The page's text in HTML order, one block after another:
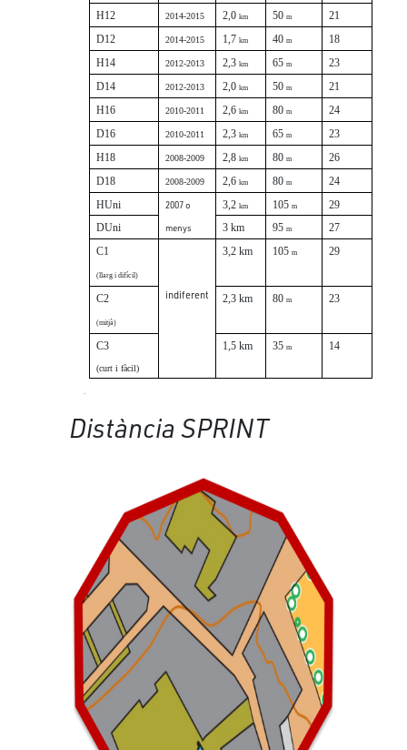
H12
2014-2015 2,0km 50m
21
D12
2014-2015 1,7km 40m
18
H14
2012-2013 2,3km 65m
23
D14
2012-2013 2,0km 50m
21
H16
2010-2011 2,6km 80m
24
D16
2010-2011 2,3km 65m
23
H18
2008-2009 2,8km 80m
26
D18
2008-2009 2,6km 80m
24
HUni
2007 o
menys
3,2km 105m
29
DUni
3 km 95m
27
C1
(llarg i difícil)
indiferent
3,2 km 105m 29
C2
(mitjà)
2,3 km 80m 23
C3
(curt i fàcil)
1,5 km 35m 14
.
Distància SPRINT